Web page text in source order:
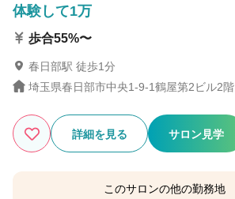
体験して1万
歩合55%〜
春日部駅 徒歩1分
埼玉県春日部市中央1-9-1鶴屋第2ビル2階
詳細を見る サロン見学
このサロンの他の勤務地